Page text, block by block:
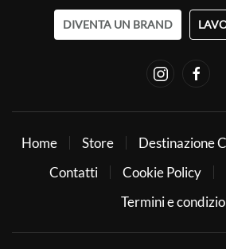
DIVENTA UN BRAND
Home Store Destinazione
Contatti
Cookie Policy
Termini e